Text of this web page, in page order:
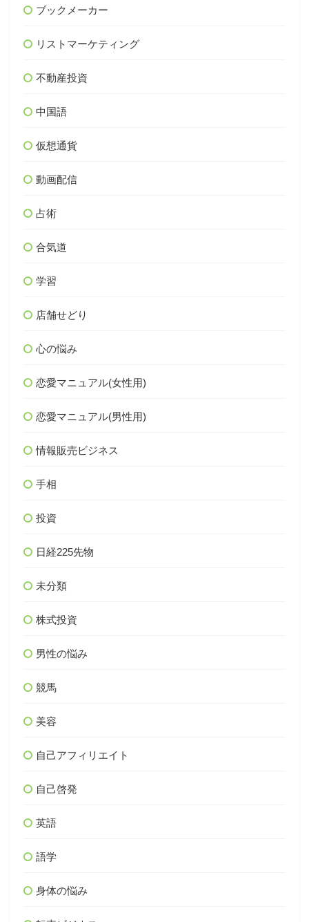
ブックメーカー
リストマーケティング
不動産投資
中国語
仮想通貨
動画配信
占術
合気道
学習
店舗せどり
心の悩み
恋愛マニュアル(女性用)
恋愛マニュアル(男性用)
情報販売ビジネス
手相
投資
日経225先物
未分類
株式投資
男性の悩み
競馬
美容
自己アフィリエイト
自己啓発
英語
語学
身体の悩み